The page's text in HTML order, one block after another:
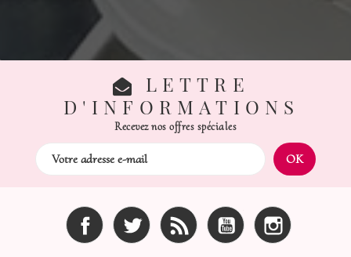
LETTRE
D'INFORMATIONS
Recevez nos offres spéciales
Facebook Twitter Rss YouTube